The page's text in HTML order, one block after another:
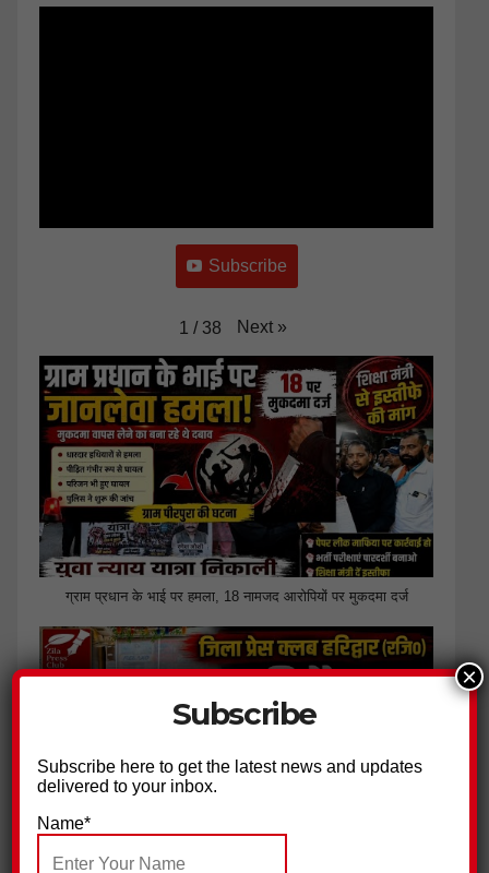
Subscribe
1 / 38 Next »
ग्राम प्रधान के भाई पर हमला, 18 नामजद आरोपियों पर मुकदमा दर्ज
जिला प्रेस क्लब हरिद्वार ने की पत्रकार सुरक्षा आयोग गठित किए जाने की
Subscribe
Subscribe here to get the latest news and updates
delivered to your inbox.
Name*
×